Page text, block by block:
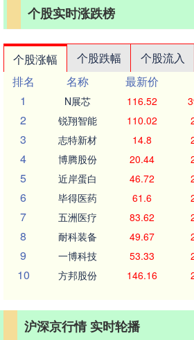
个股实时涨跌榜
个股涨幅 个股跌幅 个股流入
排名
名称 最新价
1
N展芯 116.52
2 锐翔智能 110.02
3 志特新材 14.8
4 博腾股份 20.44
5 近岸蛋白 46.72
6 毕得医药 61.6
7 五洲医疗 83.62
8 耐科装备 49.67
9 一博科技 53.33
10 方邦股份 146.16
沪深京行情 实时轮播